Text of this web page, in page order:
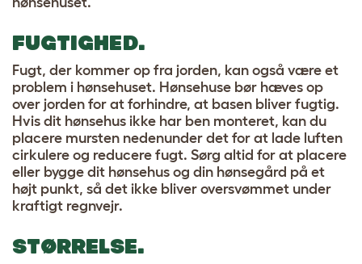
FUGTIGHED.
Fugt, der kommer op fra jorden, kan også være et
problem i hønsehuset. Hønsehuse bør hæves op
over jorden for at forhindre, at basen bliver fugtig.
Hvis dit hønsehus ikke har ben monteret, kan du
placere mursten nedenunder det for at lade luften
cirkulere og reducere fugt. Sørg altid for at placere
eller bygge dit hønsehus og din hønsegård på et
højt punkt, så det ikke bliver oversvømmet under
kraftigt regnvejr.
STØRRELSE.